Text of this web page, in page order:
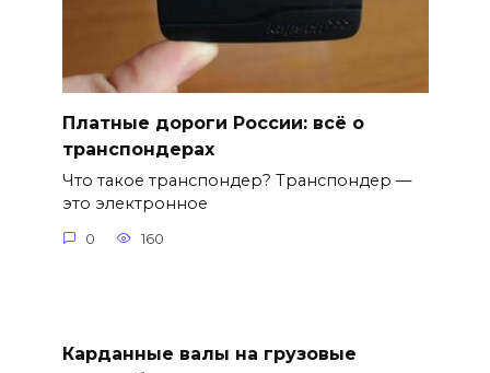
Платные дороги России: всё о
транспондерах
Что такое транспондер? Транспондер —
это электронное
0 160
Карданные валы на грузовые